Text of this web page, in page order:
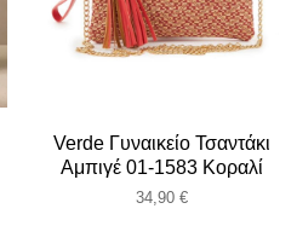
Verde Γυναικείο Τσαντάκι
Αμπιγέ 01-1583 Κοραλί
34,90 €